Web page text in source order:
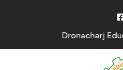
Dronacharj